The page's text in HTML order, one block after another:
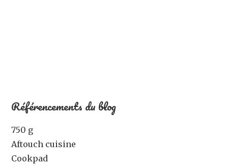
Référencements du blog
750 g
Aftouch cuisine
Cookpad